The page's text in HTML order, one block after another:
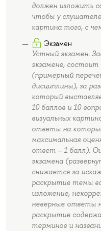
должен изложить
чтобы у
картина того, с
Экзамен
Устный экзамен.
экзамене, состоит
(примерный
дисциплины), за
который
10 баллов и 10
визуальных
ответы на
максимальная
ответ – 1 балл).
экзамена
снижается за
раскрытие темы
изложение,
неверные ответы
раскрытие
терминов и